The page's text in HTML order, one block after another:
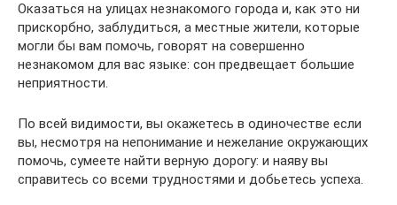
Оказаться на улицах незнакомого города и, как это ни
прискорбно, заблудиться, а местные жители, которые
могли бы вам помочь, говорят на совершенно
незнакомом для вас языке: сон предвещает большие
неприятности.
По всей видимости, вы окажетесь в одиночестве если
вы, несмотря на непонимание и нежелание окружающих
помочь, сумеете найти верную дорогу: и наяву вы
справитесь со всеми трудностями и добьетесь успеха.